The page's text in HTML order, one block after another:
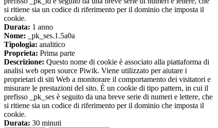
si ritiene sia un codice di riferimento per il dominio che imposta il
cookie.
Durata: 1 anno
Nome: _pk_ses.1.5a0a
Tipologia: analitico
Proprieta: Prima parte
Descrizione: Questo nome di cookie è associato alla piattaforma di
analisi web open source Piwik. Viene utilizzato per aiutare i
proprietari di siti Web a monitorare il comportamento dei visitatori e
misurare le prestazioni del sito. È un cookie di tipo pattern, in cui il
prefisso _pk_ses è seguito da una breve serie di numeri e lettere, che
si ritiene sia un codice di riferimento per il dominio che imposta il
cookie.
Durata: 30 minuti